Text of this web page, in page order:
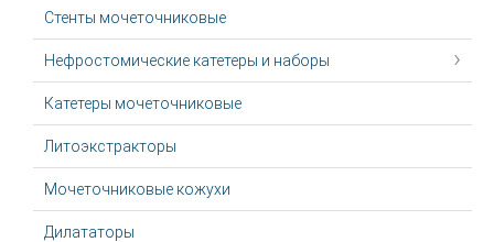
Стенты мочеточниковые
Нефростомические катетеры и наборы
Катетеры мочеточниковые
Литоэкстракторы
Мочеточниковые кожухи
Дилататоры